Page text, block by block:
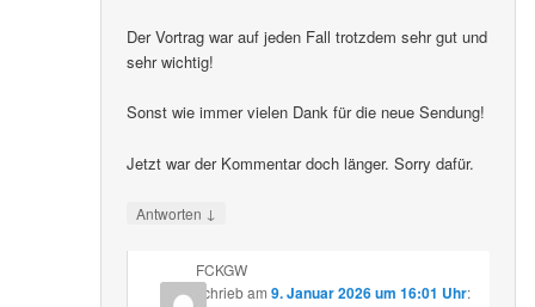
Der Vortrag war auf jeden Fall trotzdem sehr gut und
sehr wichtig!
Sonst wie immer vielen Dank für die neue Sendung!
Jetzt war der Kommentar doch länger. Sorry dafür.
Antworten ↓
FCKGW
schriebam 9. Januar 2026 um 16:01 Uhr: